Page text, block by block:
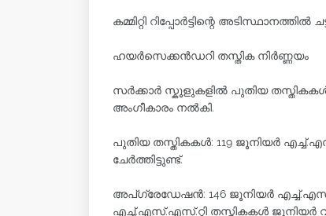
കമ്മിറ്റി റിപ്പോർട്ടിന്റെ
ഹയർസെക്കൻഡറി തസ്തിക നിർണ്ണയം
സർക്കാർ സ്കൂളുകളിൽ പുതിയ
അംഗീകാരം നൽകി.
പുതിയ തസ്തികകൾ: 119 ജൂനിയർ
ചേർത്തിട്ടുണ്ട്.
അപ്‌ഗ്രേഡേഷൻ: 146 ജൂനിയർ
എച്ച്.എസ്.എസ്.റ്റി തസ്തികകൾ ജൂനിയർ